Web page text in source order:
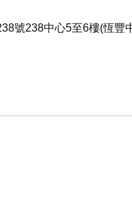
號238中心5至6樓(恆豐